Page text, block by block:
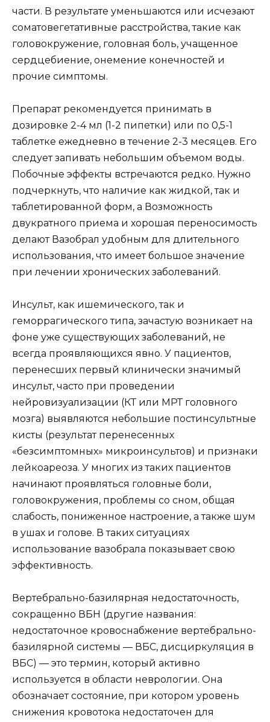
части. В результате уменьшаются или исчезают
соматовегетативные расстройства, такие как
головокружение, головная боль, учащенное
сердцебиение, онемение конечностей и
прочие симптомы.
Препарат рекомендуется принимать в
дозировке 2-4 мл (1-2 пипетки) или по 0,5-1
таблетке ежедневно в течение 2-3 месяцев. Его
следует запивать небольшим объемом воды.
Побочные эффекты встречаются редко. Нужно
подчеркнуть, что наличие как жидкой, так и
таблетированной форм, а Возможность
двукратного приема и хорошая переносимость
делают Вазобрал удобным для длительного
использования, что имеет большое значение
при лечении хронических заболеваний.
Инсульт, как ишемического, так и
геморрагического типа, зачастую возникает на
фоне уже существующих заболеваний, не
всегда проявляющихся явно. У пациентов,
перенесших первый клинически значимый
инсульт, часто при проведении
нейровизуализации (КТ или МРТ головного
мозга) выявляются небольшие постинсультные
кисты (результат перенесенных
«безсимптомных» микроинсультов) и признаки
лейкоареоза. У многих из таких пациентов
начинают проявляться головные боли,
головокружения, проблемы со сном, общая
слабость, пониженное настроение, а также шум
в ушах и голове. В таких ситуациях
использование вазобрала показывает свою
эффективность.
Вертебрально-базилярная недостаточность,
сокращенно ВБН (другие названия:
недостаточное кровоснабжение вертебрально-
базилярной системы — ВБС, дисциркуляция в
ВБС) — это термин, который активно
используется в области неврологии. Она
обозначает состояние, при котором уровень
снижения кровотока недостаточен для